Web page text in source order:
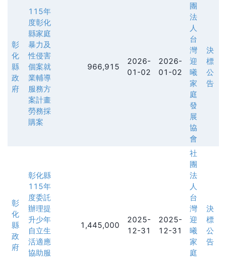
彰
化
縣
政
府
115年
度彰化
縣家庭
暴力及
性侵害
個案就
業輔導
服務方
案計畫
勞務採
購案
966,915
2026-
01-02
2026-
01-02
團
法
人
台
灣
迎
曦
家
庭
發
展
協
會
決
標
公
告
彰
化
縣
政
府
彰化縣
115年
度委託
辦理提
升少年
自立生
活適應
協助服
1,445,000
2025-
12-31
2025-
12-31
社
團
法
人
台
灣
迎
曦
家
庭
決
標
公
告